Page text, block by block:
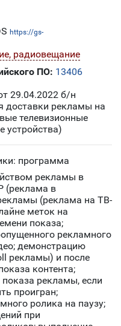
https://gs-
радиовещание
ПО: 13406
29.04.2022 б/н
доставки рекламы на
телевизионные
устройства)
программа
рекламы в
(реклама в
(реклама на ТВ-
меток на
показа;
рекламного
демонстрацию
рекламы) и после
контента;
показа рекламы, если
проигран;
ролика на паузу;
при